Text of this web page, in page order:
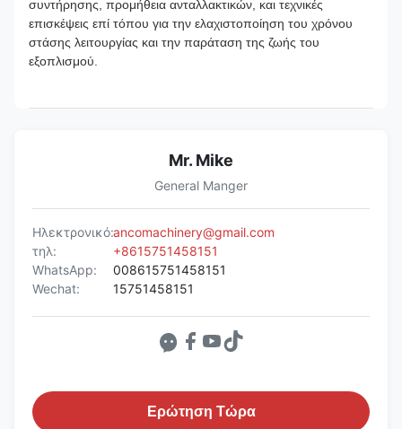
συντήρησης, προμήθεια ανταλλακτικών, και τεχνικές
επισκέψεις επί τόπου για την ελαχιστοποίηση του χρόνου
στάσης λειτουργίας και την παράταση της ζωής του
εξοπλισμού.
Mr. Mike
General Manger
Ηλεκτρονικό:ancomachinery@gmail.com
τηλ:
+8615751458151
WhatsApp:
008615751458151
Wechat:
15751458151
Ερώτηση Τώρα